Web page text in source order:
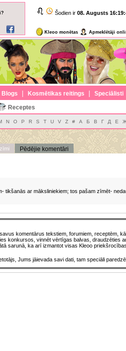
Šodien ir 08. Augusts
Kleoo monētas Apmeklētāji
Blogs | Kosmētikas reitings | Speciālisti
Receptes
N O P R S T U V Z # А Б В Г Д Е
Pēdējie komentāri
tikšanās ar māksliniekiem; tos pašam zīmēt-
komentārus tekstiem, forumiem, receptēm,
konkursos, vinnēt vērtīgas balvas, draudzēties
sarunā, ka arī izmantot visas Kleoo
Jums jāievada savi dati, tam speciāli